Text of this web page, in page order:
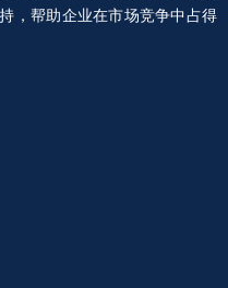
，帮助企业在市场竞争中占得